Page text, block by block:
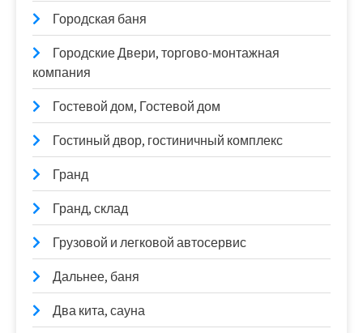
Городская баня
Городские Двери, торгово-монтажная
компания
Гостевой дом, Гостевой дом
Гостиный двор, гостиничный комплекс
Гранд
Гранд, склад
Грузовой и легковой автосервис
Дальнее, баня
Два кита, сауна